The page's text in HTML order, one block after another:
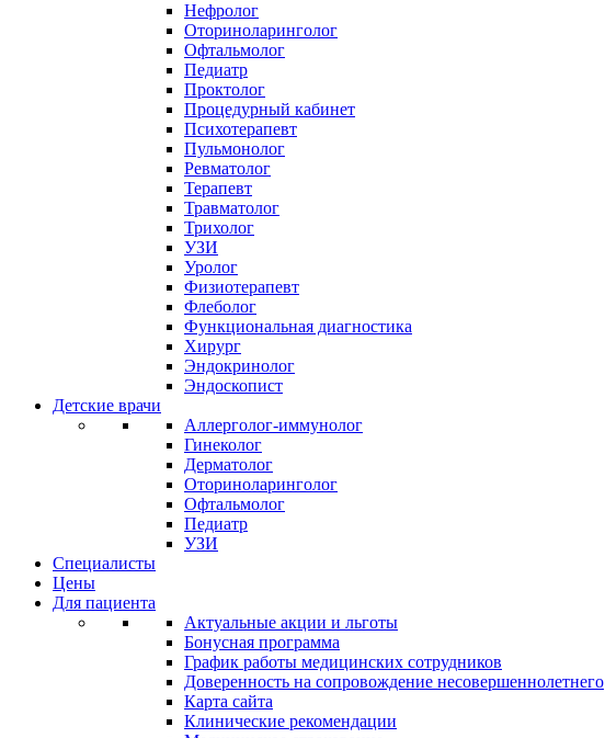
Нефролог
Оториноларинголог
Офтальмолог
Педиатр
Проктолог
Процедурный кабинет
Психотерапевт
Пульмонолог
Ревматолог
Терапевт
Травматолог
Трихолог
УЗИ
Уролог
Физиотерапевт
Флеболог
Функциональная диагностика
Хирург
Эндокринолог
Эндоскопист
Детские врачи
Аллерголог-иммунолог
Гинеколог
Дерматолог
Оториноларинголог
Офтальмолог
Педиатр
УЗИ
Специалисты
Цены
Для пациента
Актуальные акции и льготы
Бонусная программа
График работы медицинских сотрудников
Доверенность на сопровождение несовершеннолетнего
Карта сайта
Клинические рекомендации